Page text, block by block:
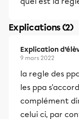
Explications (2)
Explication
9 mars 2022
la regle des
les ppa
complément
celui ci, par